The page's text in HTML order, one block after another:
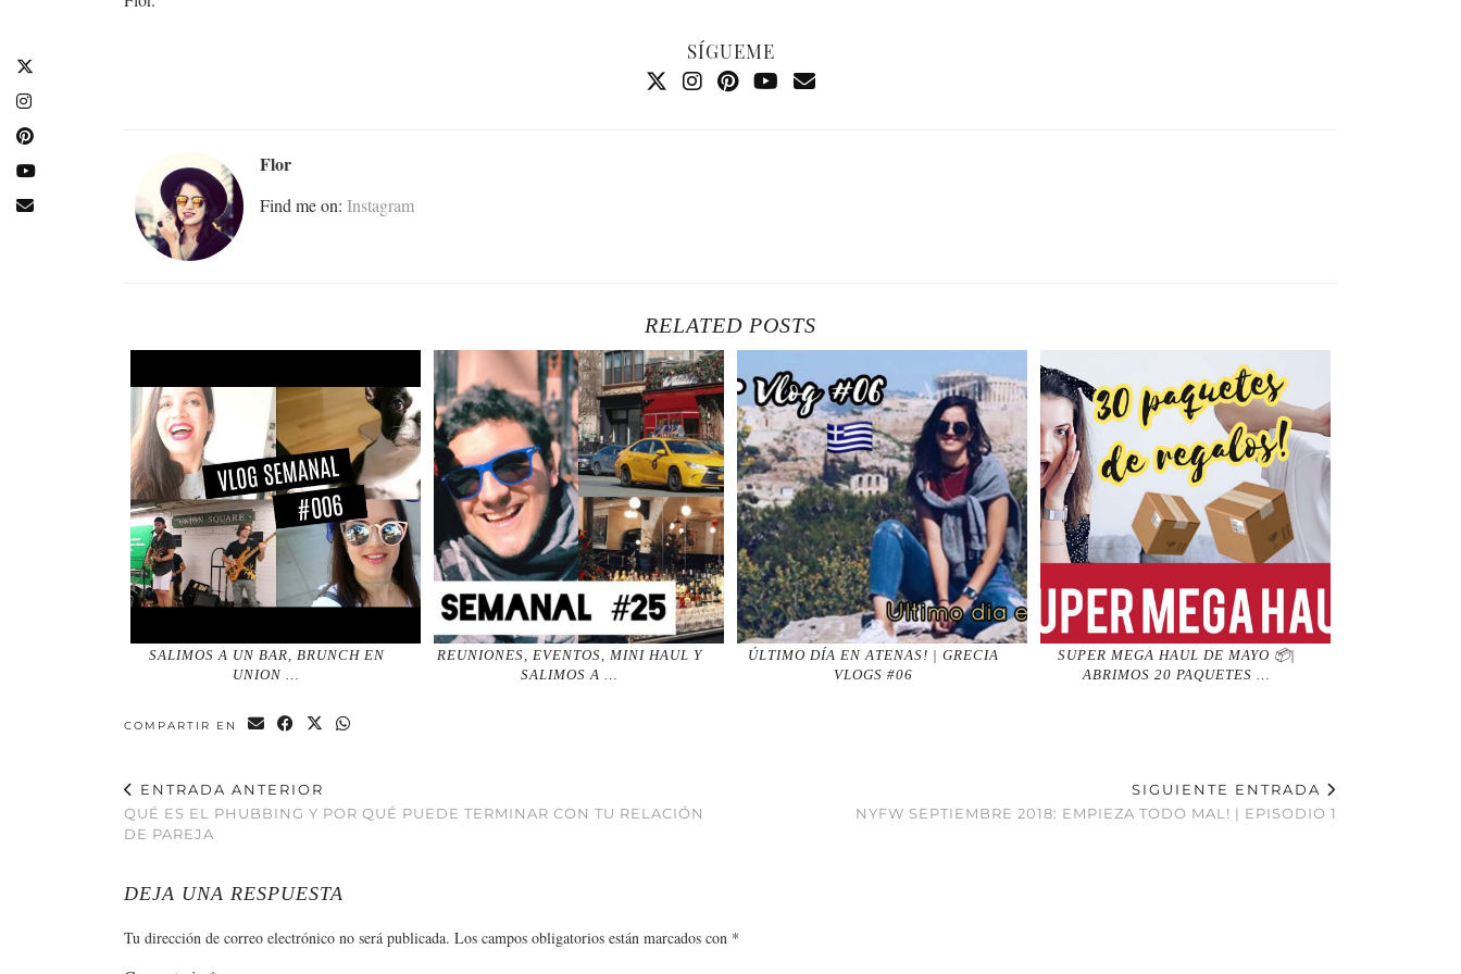
SÍGUEME
Flor
Find me on: Instagram
RELATED POSTS
SALIMOS A UN BAR, BRUNCH EN
UNION …
REUNIONES, EVENTOS, MINI HAUL Y
SALIMOS A …
ÚLTIMO DÍA EN ATENAS! | GRECIA
VLOGS #06
SUPER MEGA HAUL DE MAYO 📦|
ABRIMOS 20 PAQUETES …
COMPARTIR EN
ENTRADA ANTERIOR
QUÉ ES EL PHUBBING Y POR QUÉ PUEDE TERMINAR CON TU RELACIÓN
DE PAREJA
SIGUIENTE ENTRADA
NYFW SEPTIEMBRE 2018: EMPIEZA TODO MAL! | EPISODIO 1
DEJA UNA RESPUESTA
Tu dirección de correo electrónico no será publicada. Los campos obligatorios están marcados con *